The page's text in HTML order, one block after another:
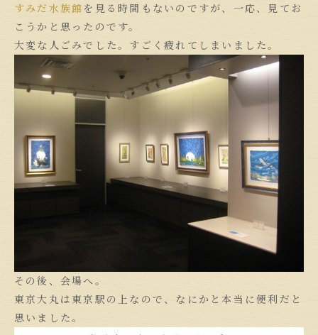
すみだ水族館 を見る時間もないのですが、一応、見てお
こうかと思ったのです。
大変な人ごみでした。すごく疲れてしまいました。
その後、会場へ。
東京大丸は東京駅の上なので、なにかと本当に便利だと
思いました。